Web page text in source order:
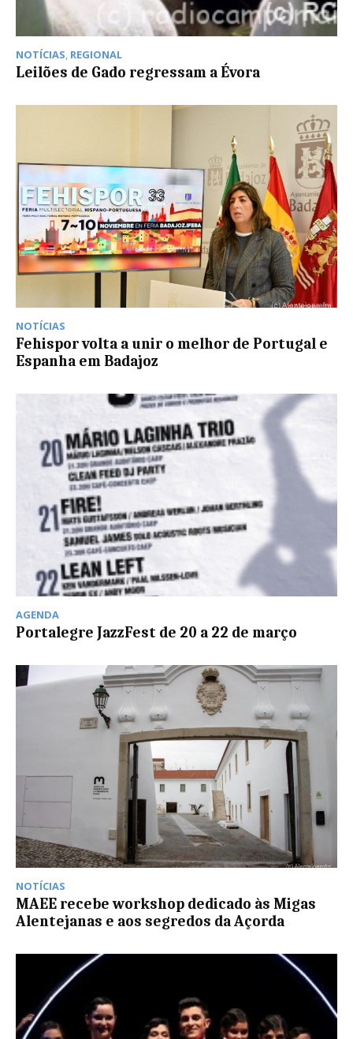
NOTÍCIAS, REGIONAL
Leilões de Gado regressam a Évora
NOTÍCIAS
Fehispor volta a unir o melhor de Portugal e
Espanha em Badajoz
AGENDA
Portalegre JazzFest de 20 a 22 de março
NOTÍCIAS
MAEE recebe workshop dedicado às Migas
Alentejanas e aos segredos da Açorda